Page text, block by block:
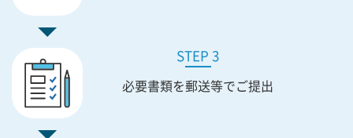
STEP 3
必要書類を郵送等でご提出